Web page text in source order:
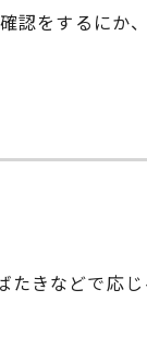
認をするにか
きなどで応じ